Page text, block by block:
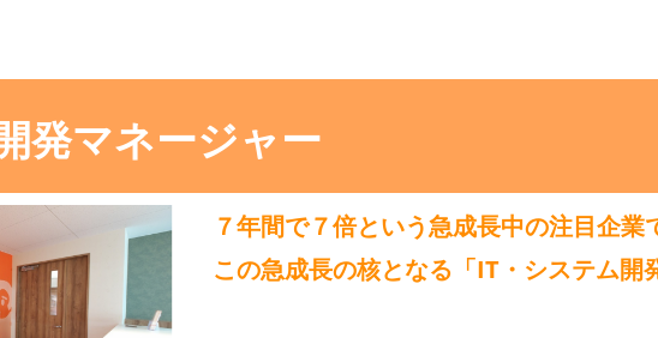
発マネージャー
７年間で７倍という急成長中の注目企業
この急成長の核となる「IT・システム開